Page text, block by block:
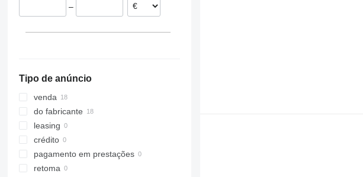
–
Tipo de anúncio
venda
do fabricante
leasing
crédito
pagamento em prestações
retoma